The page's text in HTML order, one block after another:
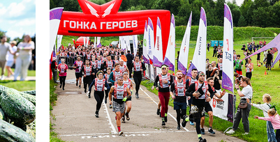
одобрили скандальный
законопроект о частной
собственности
13:36ABC News: запасы
вооружений США достигли
крайне низкого уровня
13:16«Родина» просит
Верховный суд снять «Яблоко»
с выборов